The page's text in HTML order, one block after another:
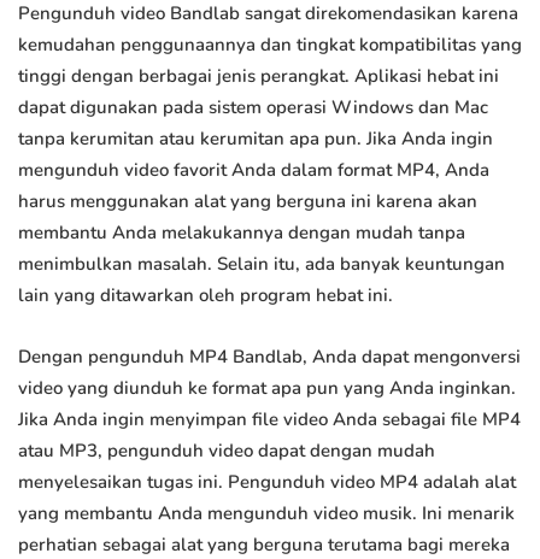
Pengunduh video Bandlab sangat direkomendasikan karena
kemudahan penggunaannya dan tingkat kompatibilitas yang
tinggi dengan berbagai jenis perangkat. Aplikasi hebat ini
dapat digunakan pada sistem operasi Windows dan Mac
tanpa kerumitan atau kerumitan apa pun. Jika Anda ingin
mengunduh video favorit Anda dalam format MP4, Anda
harus menggunakan alat yang berguna ini karena akan
membantu Anda melakukannya dengan mudah tanpa
menimbulkan masalah. Selain itu, ada banyak keuntungan
lain yang ditawarkan oleh program hebat ini.
Dengan pengunduh MP4 Bandlab, Anda dapat mengonversi
video yang diunduh ke format apa pun yang Anda inginkan.
Jika Anda ingin menyimpan file video Anda sebagai file MP4
atau MP3, pengunduh video dapat dengan mudah
menyelesaikan tugas ini. Pengunduh video MP4 adalah alat
yang membantu Anda mengunduh video musik. Ini menarik
perhatian sebagai alat yang berguna terutama bagi mereka